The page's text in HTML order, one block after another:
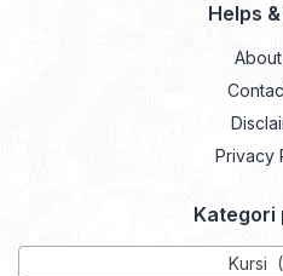
Helps
Privacy
Kategori
Kursi